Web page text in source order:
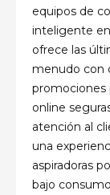
equipos de
inteligente
ofrece las
menudo con
promociones
online
atención al
una
aspiradoras
bajo